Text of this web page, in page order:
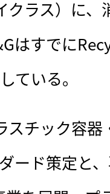
クラス）に
はすでに
ている。
チック容器
ード策定と